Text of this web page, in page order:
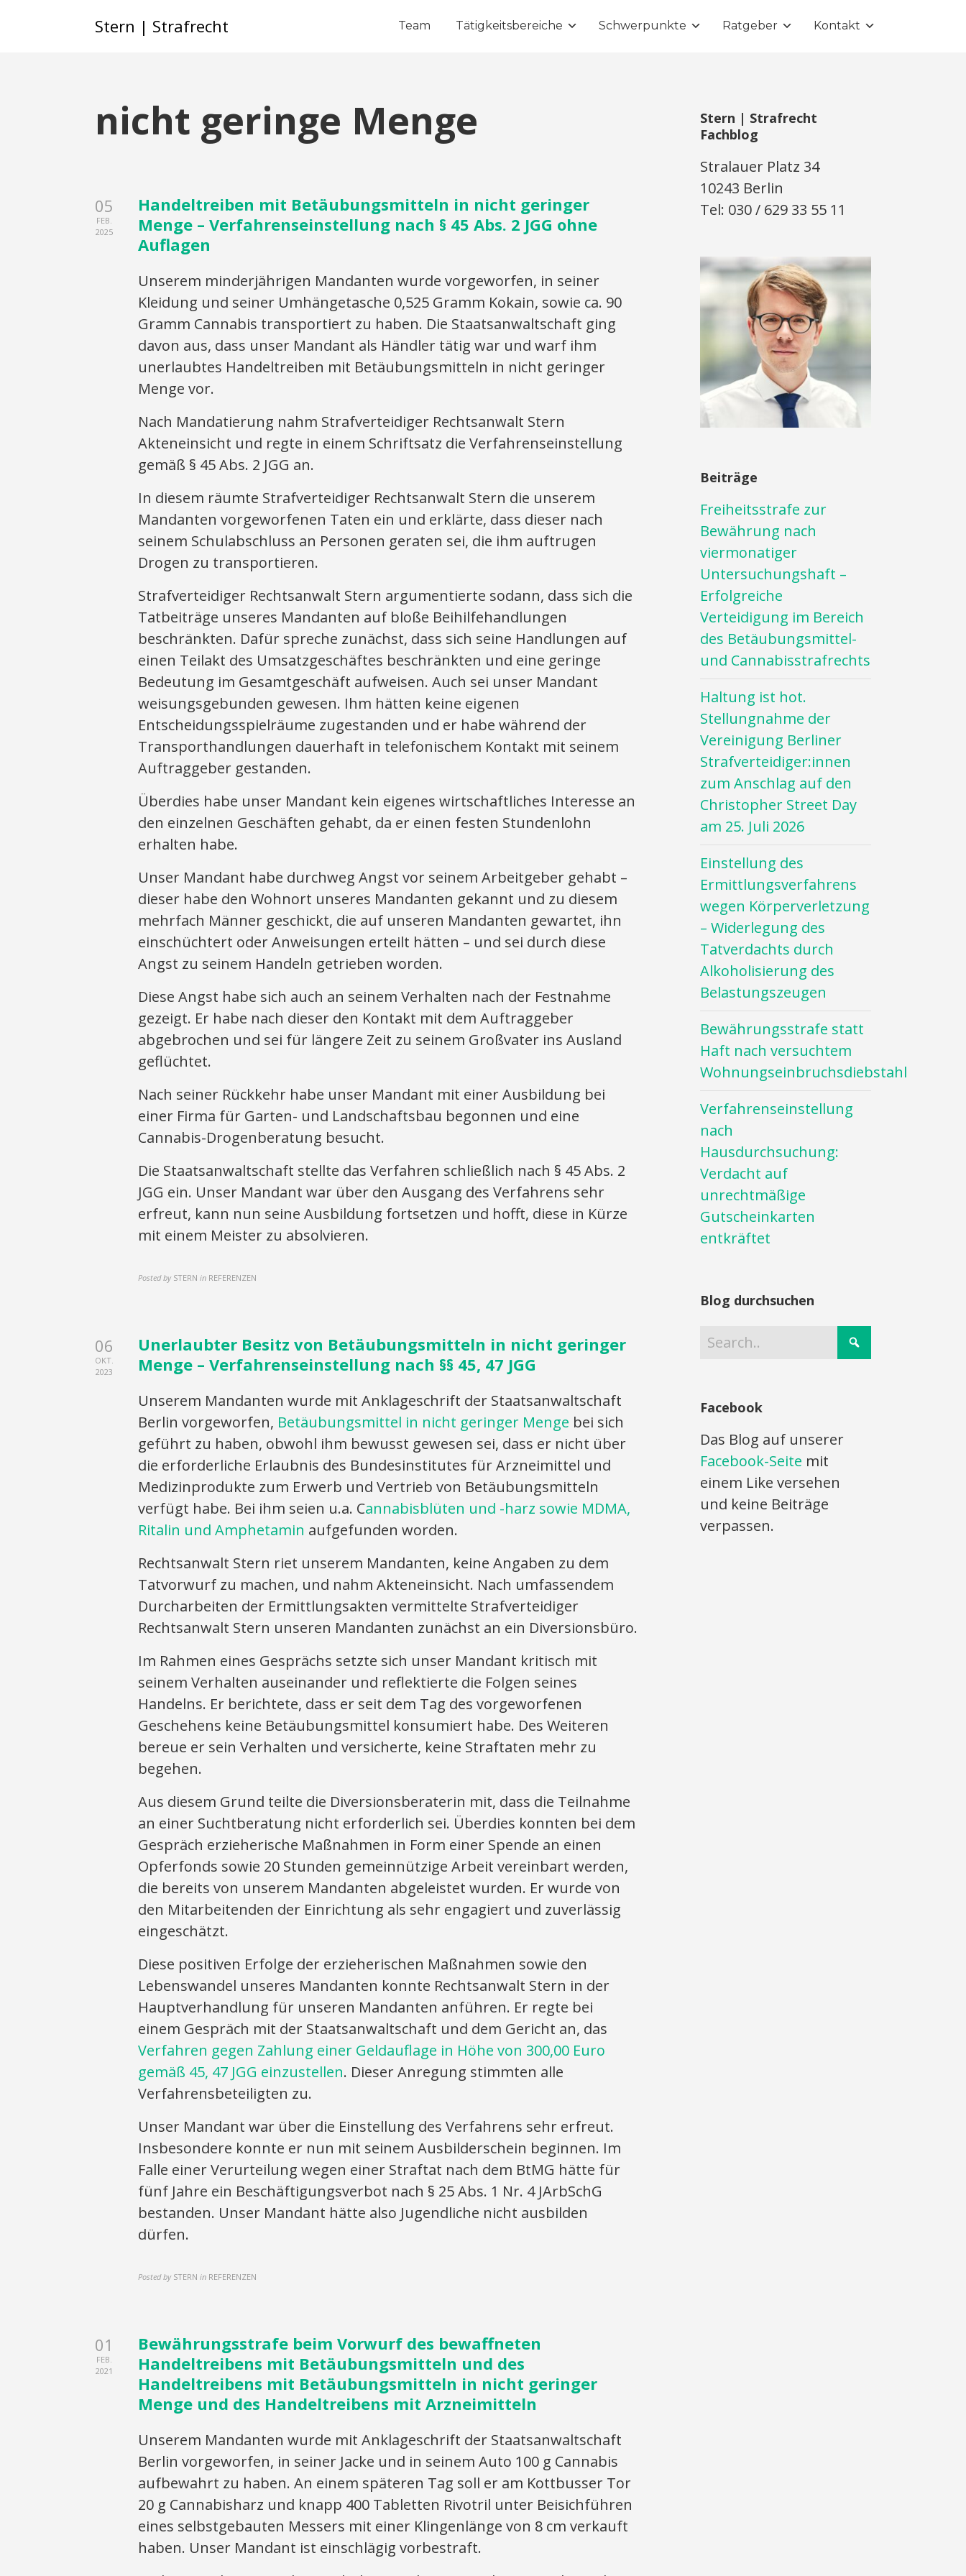
Stern | Strafrecht Team Tätigkeitsbereiche Schwerpunkte Ratgeber Kontakt
nicht geringe Menge
05
FEB.
2025
Handeltreiben mit Betäubungsmitteln in nicht geringer
Menge – Verfahrenseinstellung nach § 45 Abs. 2 JGG ohne
Auflagen
Unserem minderjährigen Mandanten wurde vorgeworfen, in seiner
Kleidung und seiner Umhängetasche 0,525 Gramm Kokain, sowie ca. 90
Gramm Cannabis transportiert zu haben. Die Staatsanwaltschaft ging
davon aus, dass unser Mandant als Händler tätig war und warf ihm
unerlaubtes Handeltreiben mit Betäubungsmitteln in nicht geringer
Menge vor.
Nach Mandatierung nahm Strafverteidiger Rechtsanwalt Stern
Akteneinsicht und regte in einem Schriftsatz die Verfahrenseinstellung
gemäß § 45 Abs. 2 JGG an.
In diesem räumte Strafverteidiger Rechtsanwalt Stern die unserem
Mandanten vorgeworfenen Taten ein und erklärte, dass dieser nach
seinem Schulabschluss an Personen geraten sei, die ihm auftrugen
Drogen zu transportieren.
Strafverteidiger Rechtsanwalt Stern argumentierte sodann, dass sich die
Tatbeiträge unseres Mandanten auf bloße Beihilfehandlungen
beschränkten. Dafür spreche zunächst, dass sich seine Handlungen auf
einen Teilakt des Umsatzgeschäftes beschränkten und eine geringe
Bedeutung im Gesamtgeschäft aufweisen. Auch sei unser Mandant
weisungsgebunden gewesen. Ihm hätten keine eigenen
Entscheidungsspielräume zugestanden und er habe während der
Transporthandlungen dauerhaft in telefonischem Kontakt mit seinem
Auftraggeber gestanden.
Überdies habe unser Mandant kein eigenes wirtschaftliches Interesse an
den einzelnen Geschäften gehabt, da er einen festen Stundenlohn
erhalten habe.
Unser Mandant habe durchweg Angst vor seinem Arbeitgeber gehabt –
dieser habe den Wohnort unseres Mandanten gekannt und zu diesem
mehrfach Männer geschickt, die auf unseren Mandanten gewartet, ihn
einschüchtert oder Anweisungen erteilt hätten – und sei durch diese
Angst zu seinem Handeln getrieben worden.
Diese Angst habe sich auch an seinem Verhalten nach der Festnahme
gezeigt. Er habe nach dieser den Kontakt mit dem Auftraggeber
abgebrochen und sei für längere Zeit zu seinem Großvater ins Ausland
geflüchtet.
Nach seiner Rückkehr habe unser Mandant mit einer Ausbildung bei
einer Firma für Garten- und Landschaftsbau begonnen und eine
Cannabis-Drogenberatung besucht.
Die Staatsanwaltschaft stellte das Verfahren schließlich nach § 45 Abs. 2
JGG ein. Unser Mandant war über den Ausgang des Verfahrens sehr
erfreut, kann nun seine Ausbildung fortsetzen und hofft, diese in Kürze
mit einem Meister zu absolvieren.
Posted by STERN in REFERENZEN
06
OKT.
2023
Unerlaubter Besitz von Betäubungsmitteln in nicht geringer
Menge – Verfahrenseinstellung nach §§ 45, 47 JGG
Unserem Mandanten wurde mit Anklageschrift der Staatsanwaltschaft
Berlin vorgeworfen, Betäubungsmittel in nicht geringer Menge bei sich
geführt zu haben, obwohl ihm bewusst gewesen sei, dass er nicht über
die erforderliche Erlaubnis des Bundesinstitutes für Arzneimittel und
Medizinprodukte zum Erwerb und Vertrieb von Betäubungsmitteln
verfügt habe. Bei ihm seien u.a. Cannabisblüten und -harz sowie MDMA,
Ritalin und Amphetamin aufgefunden worden.
Rechtsanwalt Stern riet unserem Mandanten, keine Angaben zu dem
Tatvorwurf zu machen, und nahm Akteneinsicht. Nach umfassendem
Durcharbeiten der Ermittlungsakten vermittelte Strafverteidiger
Rechtsanwalt Stern unseren Mandanten zunächst an ein Diversionsbüro.
Im Rahmen eines Gesprächs setzte sich unser Mandant kritisch mit
seinem Verhalten auseinander und reflektierte die Folgen seines
Handelns. Er berichtete, dass er seit dem Tag des vorgeworfenen
Geschehens keine Betäubungsmittel konsumiert habe. Des Weiteren
bereue er sein Verhalten und versicherte, keine Straftaten mehr zu
begehen.
Aus diesem Grund teilte die Diversionsberaterin mit, dass die Teilnahme
an einer Suchtberatung nicht erforderlich sei. Überdies konnten bei dem
Gespräch erzieherische Maßnahmen in Form einer Spende an einen
Opferfonds sowie 20 Stunden gemeinnützige Arbeit vereinbart werden,
die bereits von unserem Mandanten abgeleistet wurden. Er wurde von
den Mitarbeitenden der Einrichtung als sehr engagiert und zuverlässig
eingeschätzt.
Diese positiven Erfolge der erzieherischen Maßnahmen sowie den
Lebenswandel unseres Mandanten konnte Rechtsanwalt Stern in der
Hauptverhandlung für unseren Mandanten anführen. Er regte bei
einem Gespräch mit der Staatsanwaltschaft und dem Gericht an, das
Verfahren gegen Zahlung einer Geldauflage in Höhe von 300,00 Euro
gemäß 45, 47 JGG einzustellen. Dieser Anregung stimmten alle
Verfahrensbeteiligten zu.
Unser Mandant war über die Einstellung des Verfahrens sehr erfreut.
Insbesondere konnte er nun mit seinem Ausbilderschein beginnen. Im
Falle einer Verurteilung wegen einer Straftat nach dem BtMG hätte für
fünf Jahre ein Beschäftigungsverbot nach § 25 Abs. 1 Nr. 4 JArbSchG
bestanden. Unser Mandant hätte also Jugendliche nicht ausbilden
dürfen.
Posted by STERN in REFERENZEN
01
FEB.
2021
Bewährungsstrafe beim Vorwurf des bewaffneten
Handeltreibens mit Betäubungsmitteln und des
Handeltreibens mit Betäubungsmitteln in nicht geringer
Menge und des Handeltreibens mit Arzneimitteln
Unserem Mandanten wurde mit Anklageschrift der Staatsanwaltschaft
Berlin vorgeworfen, in seiner Jacke und in seinem Auto 100 g Cannabis
aufbewahrt zu haben. An einem späteren Tag soll er am Kottbusser Tor
20 g Cannabisharz und knapp 400 Tabletten Rivotril unter Beisichführen
eines selbstgebauten Messers mit einer Klingenlänge von 8 cm verkauft
haben. Unser Mandant ist einschlägig vorbestraft.
Stern | Strafrecht
Fachblog
Stralauer Platz 34
10243 Berlin
Tel: 030 / 629 33 55 11
Beiträge
Freiheitsstrafe zur
Bewährung nach
viermonatiger
Untersuchungshaft –
Erfolgreiche
Verteidigung im Bereich
des Betäubungsmittel-
und Cannabisstrafrechts
Haltung ist hot.
Stellungnahme der
Vereinigung Berliner
Strafverteidiger:innen
zum Anschlag auf den
Christopher Street Day
am 25. Juli 2026
Einstellung des
Ermittlungsverfahrens
wegen Körperverletzung
– Widerlegung des
Tatverdachts durch
Alkoholisierung des
Belastungszeugen
Bewährungsstrafe statt
Haft nach versuchtem
Wohnungseinbruchsdiebstahl
Verfahrenseinstellung
nach
Hausdurchsuchung:
Verdacht auf
unrechtmäßige
Gutscheinkarten
entkräftet
Blog durchsuchen
Facebook
Das Blog auf unserer
Facebook-Seite mit
einem Like versehen
und keine Beiträge
verpassen.